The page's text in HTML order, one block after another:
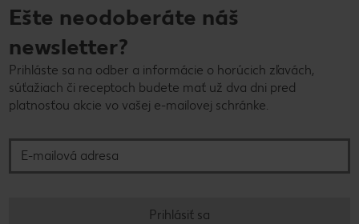
Ešte neodoberáte náš
newsletter?
Prihláste sa na odber a informácie o horúcich zľavách,
súťažiach či receptoch budete mať už dva dni pred
platnosťou akcie vo vašej e-mailovej schránke.
Prihlásiť sa